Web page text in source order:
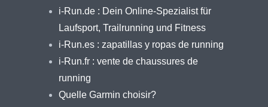
i-Run.de : Dein Online-Spezialist für
Laufsport, Trailrunning und Fitness
i-Run.es : zapatillas y ropas de running
i-Run.fr : vente de chaussures de
running
Quelle Garmin choisir?